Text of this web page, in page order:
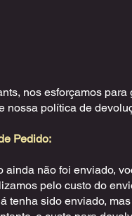
nos esforçamos
nossa política de
Pedido:
ainda não foi enviado,
pelo custo do
tenha sido enviado,